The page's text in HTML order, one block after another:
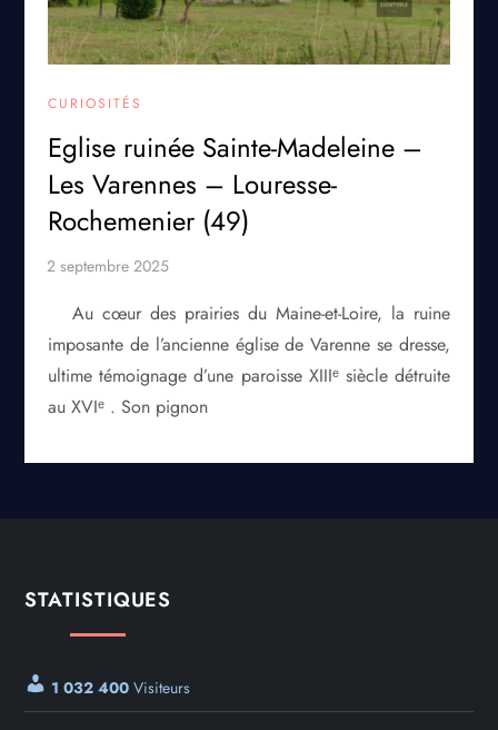
CURIOSITÉS
Eglise ruinée Sainte-Madeleine –
Les Varennes – Louresse-
Rochemenier (49)
Au cœur des prairies du Maine-et-Loire, la ruine
imposante de l’ancienne église de Varenne se dresse,
ultime témoignage d’une paroisse XIIIᵉ siècle détruite
au XVIᵉ . Son pignon
STATISTIQUES
1 032 400 Visiteurs